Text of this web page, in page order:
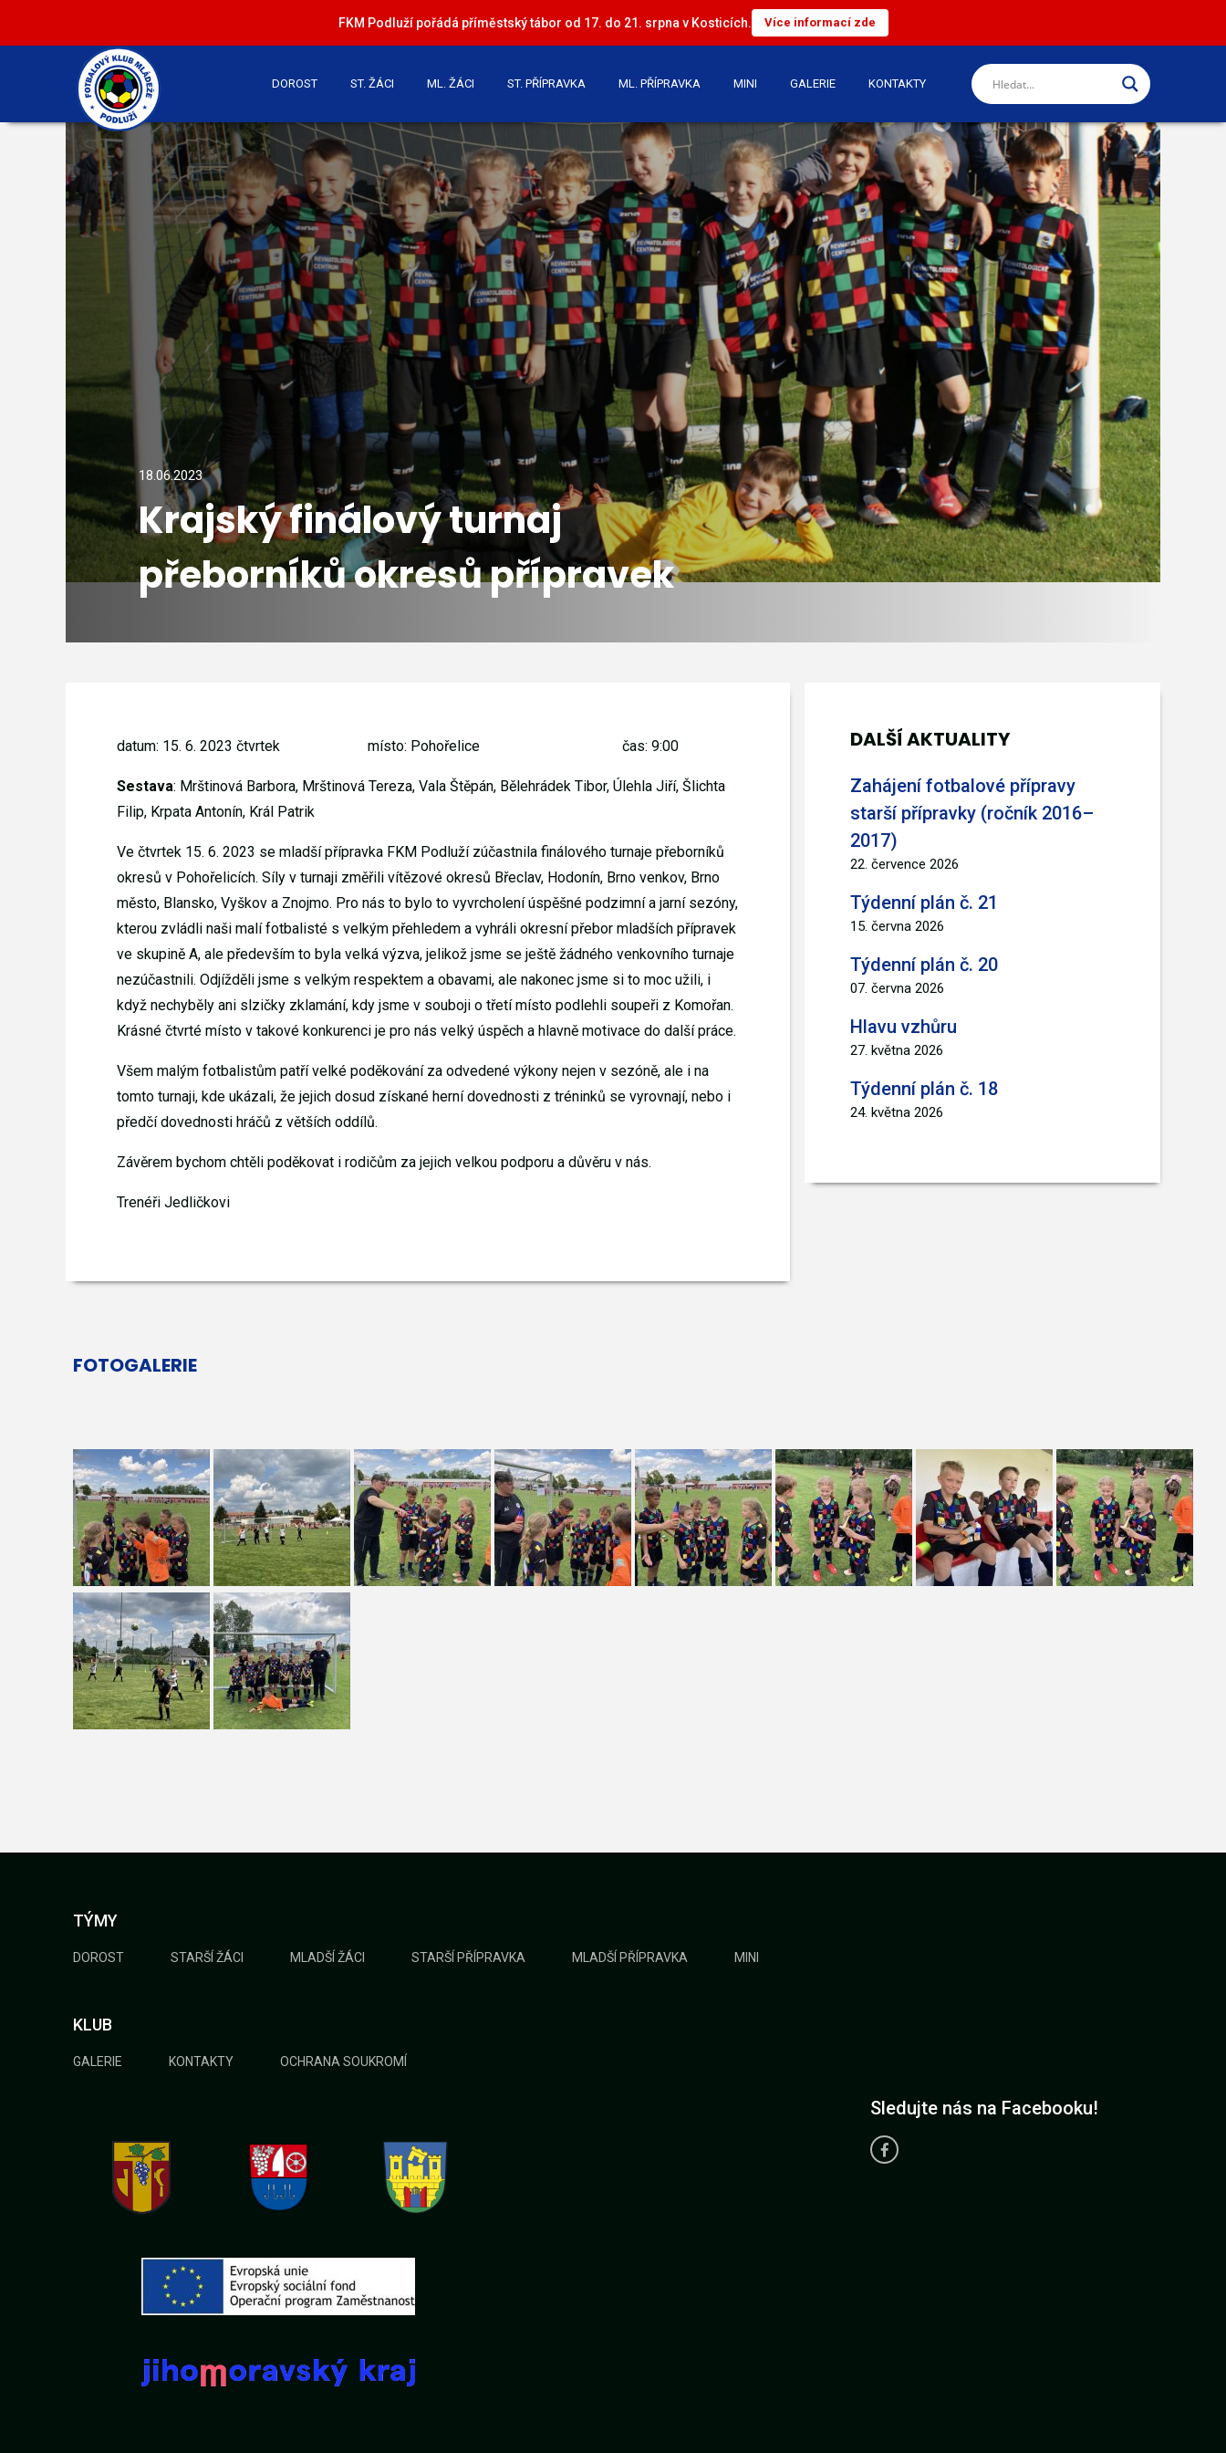
FKM Podluží pořádá příměstský tábor od 17. do 21. srpna v Kosticích. Více informací zde
DOROST ST. ŽÁCI ML. ŽÁCI ST. PŘÍPRAVKA ML. PŘÍPRAVKA MINI GALERIE KONTAKTY
18.06.2023
Krajský finálový turnaj
přeborníků okresů přípravek
datum: 15. 6. 2023 čtvrtek místo: Pohořelice čas: 9:00
Sestava: Mrštinová Barbora, Mrštinová Tereza, Vala Štěpán, Bělehrádek Tibor, Úlehla Jiří, Šlichta
Filip, Krpata Antonín, Král Patrik
Ve čtvrtek 15. 6. 2023 se mladší přípravka FKM Podluží zúčastnila finálového turnaje přeborníků
okresů v Pohořelicích. Síly v turnaji změřili vítězové okresů Břeclav, Hodonín, Brno venkov, Brno
město, Blansko, Vyškov a Znojmo. Pro nás to bylo to vyvrcholení úspěšné podzimní a jarní sezóny,
kterou zvládli naši malí fotbalisté s velkým přehledem a vyhráli okresní přebor mladších přípravek
ve skupině A, ale především to byla velká výzva, jelikož jsme se ještě žádného venkovního turnaje
nezúčastnili. Odjížděli jsme s velkým respektem a obavami, ale nakonec jsme si to moc užili, i
když nechyběly ani slzičky zklamání, kdy jsme v souboji o třetí místo podlehli soupeři z Komořan.
Krásné čtvrté místo v takové konkurenci je pro nás velký úspěch a hlavně motivace do další práce.
Všem malým fotbalistům patří velké poděkování za odvedené výkony nejen v sezóně, ale i na
tomto turnaji, kde ukázali, že jejich dosud získané herní dovednosti z tréninků se vyrovnají, nebo i
předčí dovednosti hráčů z větších oddílů.
Závěrem bychom chtěli poděkovat i rodičům za jejich velkou podporu a důvěru v nás.
Trenéři Jedličkovi
DALŠÍ AKTUALITY
Zahájení fotbalové přípravy
starší přípravky (ročník 2016–
2017)
22. července 2026
Týdenní plán č. 21
15. června 2026
Týdenní plán č. 20
07. června 2026
Hlavu vzhůru
27. května 2026
Týdenní plán č. 18
24. května 2026
FOTOGALERIE
TÝMY
DOROST STARŠÍ ŽÁCI MLADŠÍ ŽÁCI STARŠÍ PŘÍPRAVKA MLADŠÍ PŘÍPRAVKA MINI
KLUB
GALERIE KONTAKTY OCHRANA SOUKROMÍ
Sledujte nás na Facebooku!